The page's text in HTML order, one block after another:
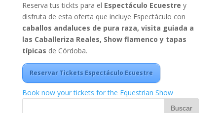
Reserva tus tickts para el Espectáculo Ecuestre y
disfruta de esta oferta que incluye Espectáculo con
caballos andaluces de pura raza, visita guiada a
las Caballeriza Reales, Show flamenco y tapas
típicas de Córdoba.
Reservar Tickets Espectáculo Ecuestre
Book now your tickets for the Equestrian Show